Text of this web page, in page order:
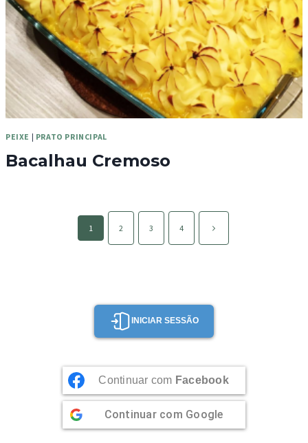
PEIXE | PRATO PRINCIPAL
Bacalhau Cremoso
navigation
1 2 3 4
Página
seguinte
INICIAR SESSÃO
Continuar com Facebook
Continuar com Google